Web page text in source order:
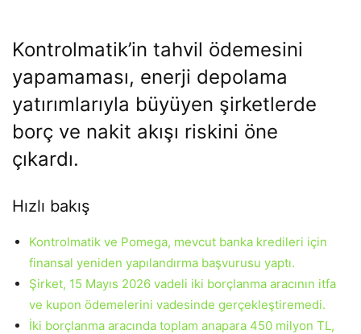
Kontrolmatik’in tahvil ödemesini
yapamaması, enerji depolama
yatırımlarıyla büyüyen şirketlerde
borç ve nakit akışı riskini öne
çıkardı.
Hızlı bakış
Kontrolmatik ve Pomega, mevcut banka kredileri için
finansal yeniden yapılandırma başvurusu yaptı.
Şirket, 15 Mayıs 2026 vadeli iki borçlanma aracının itfa
ve kupon ödemelerini vadesinde gerçekleştiremedi.
İki borçlanma aracında toplam anapara 450 milyon TL,